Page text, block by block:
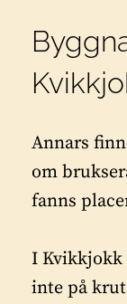
Annars
om
fanns
I Kvikkjokk
inte på